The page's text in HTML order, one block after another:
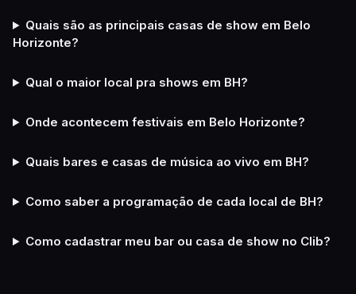
Quais são as principais casas de show em Belo
Horizonte?
Qual o maior local pra shows em BH?
Onde acontecem festivais em Belo Horizonte?
Quais bares e casas de música ao vivo em BH?
Como saber a programação de cada local de BH?
Como cadastrar meu bar ou casa de show no Clib?